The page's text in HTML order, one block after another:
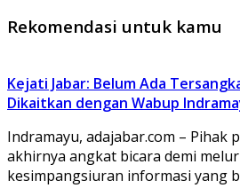
Rekomendasi untuk kamu
Kejati Jabar: Belum Ada
Dikaitkan dengan Wabup
Indramayu, adajabar.com – Pihak
akhirnya angkat bicara demi
kesimpangsiuran informasi yang